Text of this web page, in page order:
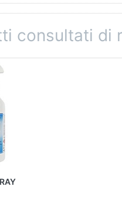
consultati di